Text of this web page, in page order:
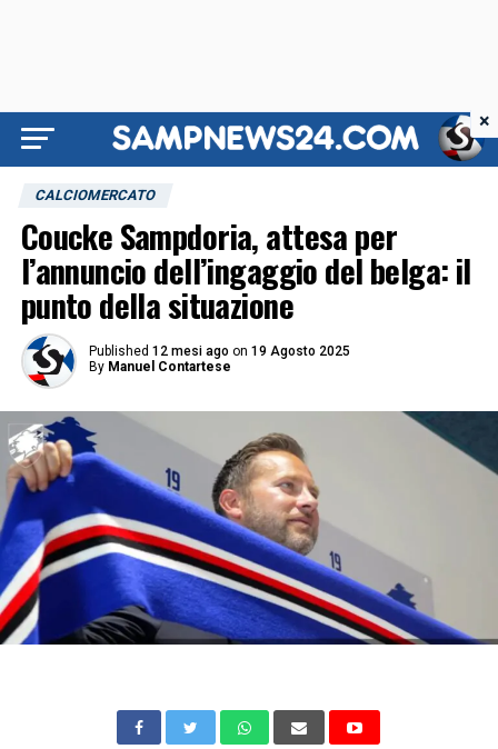
CALCIOMERCATO
Coucke Sampdoria, attesa per
l’annuncio dell’ingaggio del belga: il
punto della situazione
Published 12 mesi ago on 19 Agosto 2025
By Manuel Contartese
×